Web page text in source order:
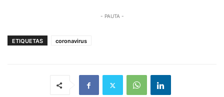
- PAUTA -
ETIQUETAS coronavirus